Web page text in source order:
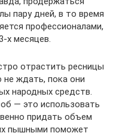
пару дней, в то время
профессионалами,
х месяцев.
отрастить ресницы
ждать, пока они
народных средств.
— это использовать
придать объем
пышными поможет